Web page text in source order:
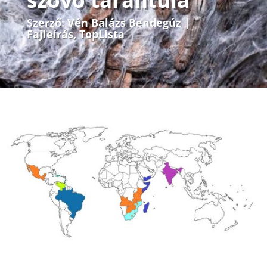
Szerző:Vén Balázs Bendegúz|
Fajleírás,TopLista